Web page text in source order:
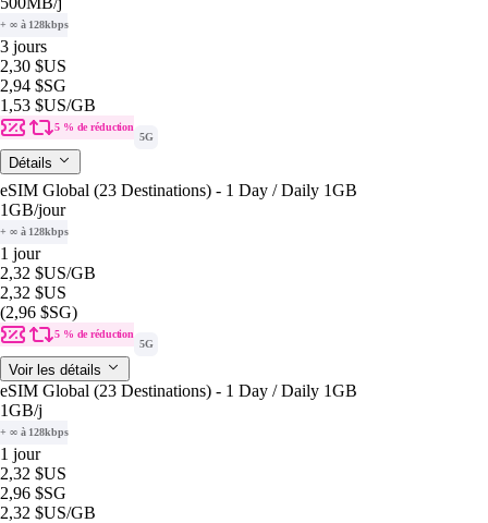
+ ∞ à 128kbps
3 jours
2,30 $US
2,94 $SG
1,53 $US/GB
5 % de réduction
5G
Détails
eSIM Global (23 Destinations) - 1 Day / Daily 1GB
1GB/jour
+ ∞ à 128kbps
1 jour
2,32 $US/GB
2,32 $US
(2,96 $SG)
5 % de réduction
5G
Voir les détails
eSIM Global (23 Destinations) - 1 Day / Daily 1GB
1GB/j
+ ∞ à 128kbps
1 jour
2,32 $US
2,96 $SG
2,32 $US/GB